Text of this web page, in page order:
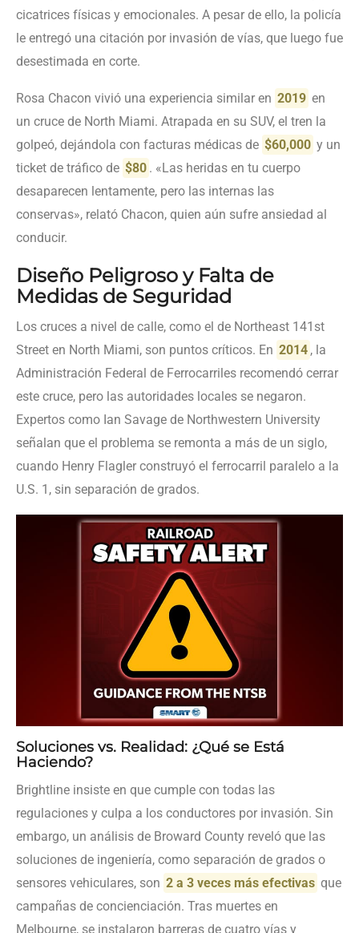
cicatrices físicas y emocionales. A pesar de ello, la policía
le entregó una citación por invasión de vías, que luego fue
desestimada en corte.
Rosa Chacon vivió una experiencia similar en 2019 en
un cruce de North Miami. Atrapada en su SUV, el tren la
golpeó, dejándola con facturas médicas de $60,000 y un
ticket de tráfico de $80 . «Las heridas en tu cuerpo
desaparecen lentamente, pero las internas las
conservas», relató Chacon, quien aún sufre ansiedad al
conducir.
Diseño Peligroso y Falta de
Medidas de Seguridad
Los cruces a nivel de calle, como el de Northeast 141st
Street en North Miami, son puntos críticos. En 2014 , la
Administración Federal de Ferrocarriles recomendó cerrar
este cruce, pero las autoridades locales se negaron.
Expertos como Ian Savage de Northwestern University
señalan que el problema se remonta a más de un siglo,
cuando Henry Flagler construyó el ferrocarril paralelo a la
U.S. 1, sin separación de grados.
Soluciones vs. Realidad: ¿Qué se Está
Haciendo?
Brightline insiste en que cumple con todas las
regulaciones y culpa a los conductores por invasión. Sin
embargo, un análisis de Broward County reveló que las
soluciones de ingeniería, como separación de grados o
sensores vehiculares, son 2 a 3 veces más efectivas que
campañas de concienciación. Tras muertes en
Melbourne, se instalaron barreras de cuatro vías y